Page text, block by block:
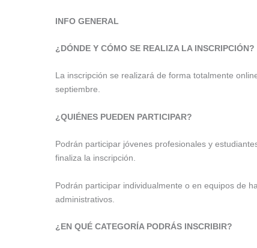
INFO GENERAL
¿DÓNDE Y CÓMO SE REALIZA LA INSCRIPCIÓN?
La inscripción se realizará de forma totalmente
septiembre.
¿QUIÉNES PUEDEN PARTICIPAR?
Podrán participar jóvenes profesionales y
finaliza la inscripción.
Podrán participar individualmente o en equipos de
administrativos.
¿EN QUÉ CATEGORÍA PODRÁS INSCRIBIR?